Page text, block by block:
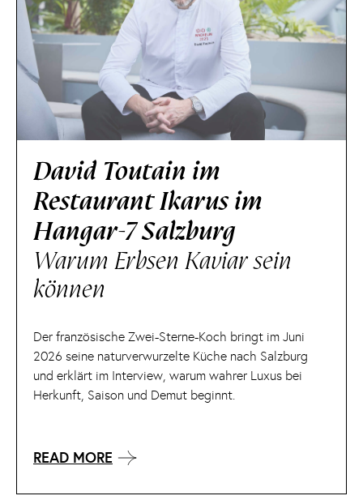
David Toutain im
Restaurant Ikarus im
Hangar-7 Salzburg
Warum Erbsen Kaviar sein
können
Der französische Zwei-Sterne-Koch bringt im Juni
2026 seine naturverwurzelte Küche nach Salzburg
und erklärt im Interview, warum wahrer Luxus bei
Herkunft, Saison und Demut beginnt.
READ MORE